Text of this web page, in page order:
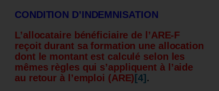
CONDITION D’INDEMNISATION
L’allocataire bénéficiaire de l’ARE-F
reçoit durant sa formation une allocation
dont le montant est calculé selon les
mêmes règles qui s’appliquent à l’aide
au retour à l’emploi (ARE) [4] .